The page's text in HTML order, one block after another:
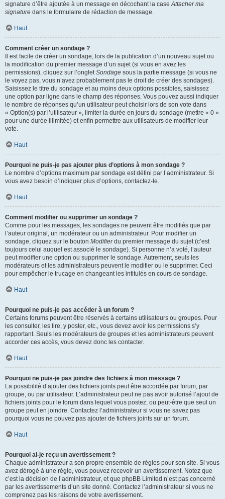
signature d’être ajoutée à un message en décochant la caseAttacher ma
signature dans le formulaire de rédaction de message.
Haut
Comment créer un sondage ?
Il est facile de créer un sondage, lors de la publication d’un nouveau sujet ou
la modification du premier message d’un sujet (si vous en avez les
permissions), cliquez sur l’ongletSondage sous la partie message (si vous ne
le voyez pas, vous n’avez probablement pas le droit de créer des sondages).
Saisissez le titre du sondage et au moins deux options possibles, saisissez
une option par ligne dans le champ des réponses. Vous pouvez aussi indiquer
le nombre de réponses qu’un utilisateur peut choisir lors de son vote dans
« Option(s) par l’utilisateur », limiter la durée en jours du sondage (mettre « 0 »
pour une durée illimitée) et enfin permettre aux utilisateurs de modifier leur
vote.
Haut
Pourquoi ne puis-je pas ajouter plus d’options à mon sondage ?
Le nombre d’options maximum par sondage est défini par l’administrateur. Si
vous avez besoin d’indiquer plus d’options, contactez-le.
Haut
Comment modifier ou supprimer un sondage ?
Comme pour les messages, les sondages ne peuvent être modifiés que par
l’auteur original, un modérateur ou un administrateur. Pour modifier un
sondage, cliquez sur le bouton Modifierdu premier message du sujet (c’est
toujours celui auquel est associé le sondage). Si personne n’a voté, l’auteur
peut modifier une option ou supprimer le sondage. Autrement, seuls les
modérateurs et les administrateurs peuvent le modifier ou le supprimer. Ceci
pour empêcher le trucage en changeant les intitulés en cours de sondage.
Haut
Pourquoi ne puis-je pas accéder à un forum ?
Certains forums peuvent être réservés à certains utilisateurs ou groupes. Pour
les consulter, les lire, y poster, etc., vous devez avoir les permissions s’y
rapportant. Seuls les modérateurs de groupes et les administrateurs peuvent
accorder ces accès, vous devez donc les contacter.
Haut
Pourquoi ne puis-je pas joindre des fichiers à mon message ?
La possibilité d’ajouter des fichiers joints peut être accordée par forum, par
groupe, ou par utilisateur. L’administrateur peut ne pas avoir autorisé l’ajout de
fichiers joints pour le forum dans lequel vous postez, ou peut-être que seul un
groupe peut en joindre. Contactez l’administrateur si vous ne savez pas
pourquoi vous ne pouvez pas ajouter de fichiers joints sur un forum.
Haut
Pourquoi ai-je reçu un avertissement ?
Chaque administrateur a son propre ensemble de règles pour son site. Si vous
avez dérogé à une règle, vous pouvez recevoir un avertissement. Notez que
c’est la décision de l’administrateur, et que phpBB Limited n’est pas concerné
par les avertissements d’un site donné. Contactez l’administrateur si vous ne
comprenez pas les raisons de votre avertissement.